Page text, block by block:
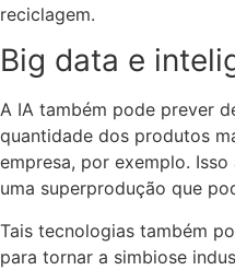
reciclagem.
Big data e
A IA também pode prever
quantidade dos produtos
empresa, por exemplo.
uma superprodução que
Tais tecnologias também
para tornar a simbiose